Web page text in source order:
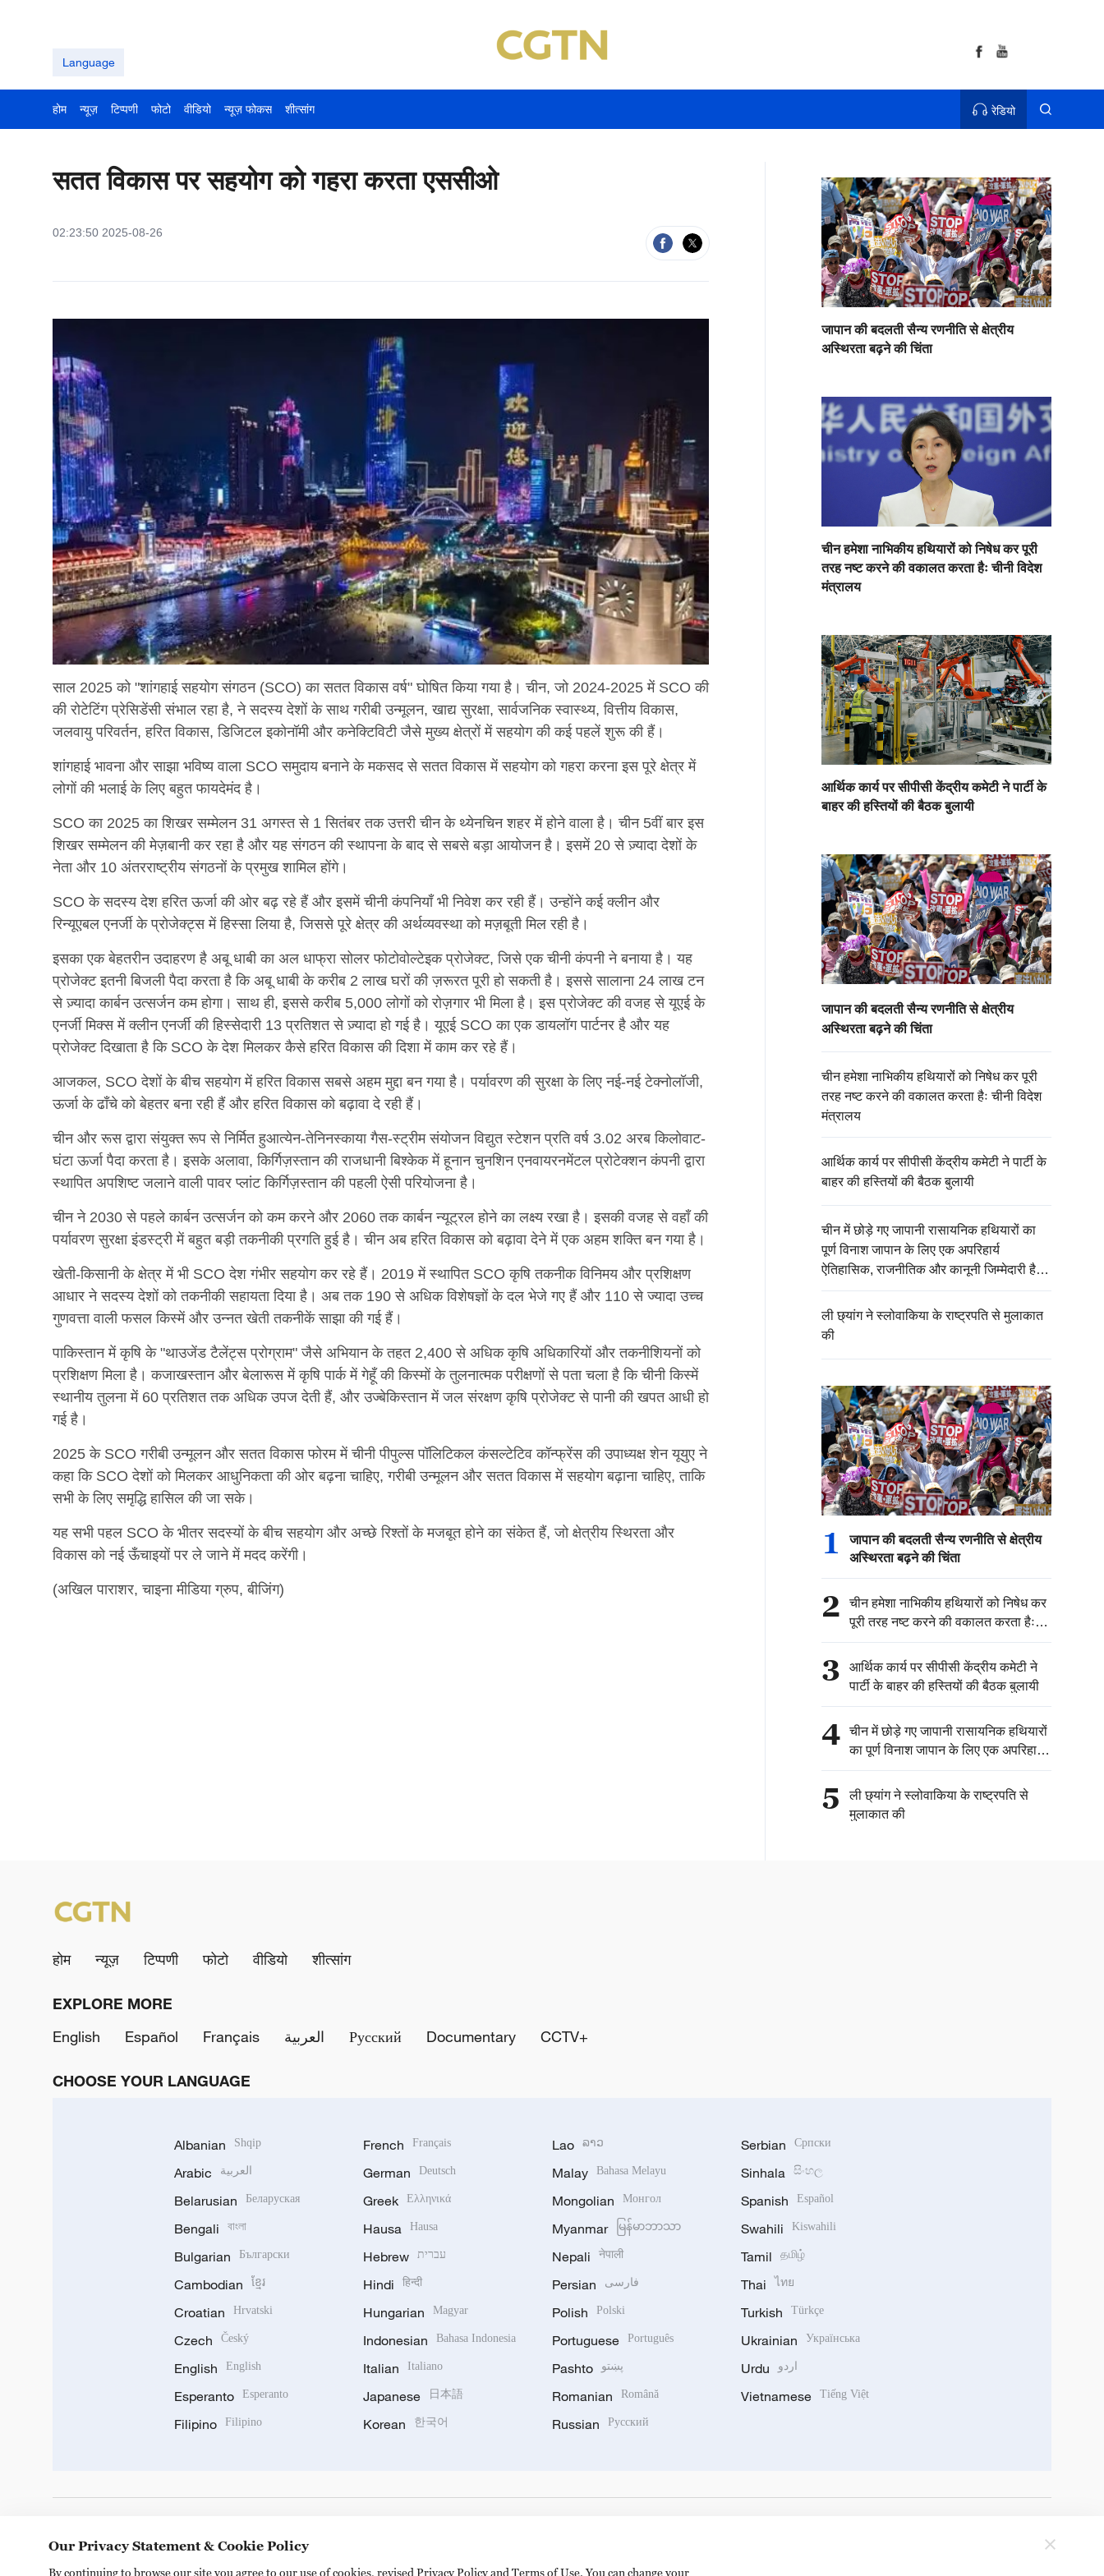
Language
होम न्यूज़ टिप्पणी फोटो वीडियो न्यूज़ फोकस शीत्सांग रेडियो
सतत विकास पर सहयोग को गहरा करता एससीओ
02:23:50 2025-08-26
साल 2025 को "शांगहाई सहयोग संगठन (SCO) का सतत विकास वर्ष" घोषित किया गया है। चीन, जो 2024-2025 में SCO की
की रोटेटिंग प्रेसिडेंसी संभाल रहा है, ने सदस्य देशों के साथ गरीबी उन्मूलन, खाद्य सुरक्षा, सार्वजनिक स्वास्थ्य, वित्तीय विकास,
जलवायु परिवर्तन, हरित विकास, डिजिटल इकोनॉमी और कनेक्टिविटी जैसे मुख्य क्षेत्रों में सहयोग की कई पहलें शुरू की हैं।
शांगहाई भावना और साझा भविष्य वाला SCO समुदाय बनाने के मकसद से सतत विकास में सहयोग को गहरा करना इस पूरे क्षेत्र में
लोगों की भलाई के लिए बहुत फायदेमंद है।
SCO का 2025 का शिखर सम्मेलन 31 अगस्त से 1 सितंबर तक उत्तरी चीन के थ्येनचिन शहर में होने वाला है। चीन 5वीं बार इस
शिखर सम्मेलन की मेज़बानी कर रहा है और यह संगठन की स्थापना के बाद से सबसे बड़ा आयोजन है। इसमें 20 से ज़्यादा देशों के
नेता और 10 अंतरराष्ट्रीय संगठनों के प्रमुख शामिल होंगे।
SCO के सदस्य देश हरित ऊर्जा की ओर बढ़ रहे हैं और इसमें चीनी कंपनियाँ भी निवेश कर रही हैं। उन्होंने कई क्लीन और
रिन्यूएबल एनर्जी के प्रोजेक्ट्स में हिस्सा लिया है, जिससे पूरे क्षेत्र की अर्थव्यवस्था को मज़बूती मिल रही है।
इसका एक बेहतरीन उदाहरण है अबू धाबी का अल धाफ्रा सोलर फोटोवोल्टेइक प्रोजेक्ट, जिसे एक चीनी कंपनी ने बनाया है। यह
प्रोजेक्ट इतनी बिजली पैदा करता है कि अबू धाबी के करीब 2 लाख घरों की ज़रूरत पूरी हो सकती है। इससे सालाना 24 लाख टन
से ज़्यादा कार्बन उत्सर्जन कम होगा। साथ ही, इससे करीब 5,000 लोगों को रोज़गार भी मिला है। इस प्रोजेक्ट की वजह से यूएई के
एनर्जी मिक्स में क्लीन एनर्जी की हिस्सेदारी 13 प्रतिशत से ज़्यादा हो गई है। यूएई SCO का एक डायलॉग पार्टनर है और यह
प्रोजेक्ट दिखाता है कि SCO के देश मिलकर कैसे हरित विकास की दिशा में काम कर रहे हैं।
आजकल, SCO देशों के बीच सहयोग में हरित विकास सबसे अहम मुद्दा बन गया है। पर्यावरण की सुरक्षा के लिए नई-नई टेक्नोलॉजी,
ऊर्जा के ढाँचे को बेहतर बना रही हैं और हरित विकास को बढ़ावा दे रही हैं।
चीन और रूस द्वारा संयुक्त रूप से निर्मित हुआत्येन-तेनिनस्काया गैस-स्ट्रीम संयोजन विद्युत स्टेशन प्रति वर्ष 3.02 अरब किलोवाट-
घंटा ऊर्जा पैदा करता है। इसके अलावा, किर्गिज़स्तान की राजधानी बिश्केक में हूनान चुनशिन एनवायरनमेंटल प्रोटेक्शन कंपनी द्वारा
स्थापित अपशिष्ट जलाने वाली पावर प्लांट किर्गिज़स्तान की पहली ऐसी परियोजना है।
चीन ने 2030 से पहले कार्बन उत्सर्जन को कम करने और 2060 तक कार्बन न्यूट्रल होने का लक्ष्य रखा है। इसकी वजह से वहाँ की
पर्यावरण सुरक्षा इंडस्ट्री में बहुत बड़ी तकनीकी प्रगति हुई है। चीन अब हरित विकास को बढ़ावा देने में एक अहम शक्ति बन गया है।
खेती-किसानी के क्षेत्र में भी SCO देश गंभीर सहयोग कर रहे हैं। 2019 में स्थापित SCO कृषि तकनीक विनिमय और प्रशिक्षण
आधार ने सदस्य देशों को तकनीकी सहायता दिया है। अब तक 190 से अधिक विशेषज्ञों के दल भेजे गए हैं और 110 से ज्यादा उच्च
गुणवत्ता वाली फसल किस्में और उन्नत खेती तकनीकें साझा की गई हैं।
पाकिस्तान में कृषि के "थाउजेंड टैलेंट्स प्रोग्राम" जैसे अभियान के तहत 2,400 से अधिक कृषि अधिकारियों और तकनीशियनों को
प्रशिक्षण मिला है। कजाखस्तान और बेलारूस में कृषि पार्क में गेहूँ की किस्मों के तुलनात्मक परीक्षणों से पता चला है कि चीनी किस्में
स्थानीय तुलना में 60 प्रतिशत तक अधिक उपज देती हैं, और उज्बेकिस्तान में जल संरक्षण कृषि प्रोजेक्ट से पानी की खपत आधी हो
गई है।
2025 के SCO गरीबी उन्मूलन और सतत विकास फोरम में चीनी पीपुल्स पॉलिटिकल कंसल्टेटिव कॉन्फ्रेंस की उपाध्यक्ष शेन यूयुए ने
कहा कि SCO देशों को मिलकर आधुनिकता की ओर बढ़ना चाहिए, गरीबी उन्मूलन और सतत विकास में सहयोग बढ़ाना चाहिए, ताकि
सभी के लिए समृद्धि हासिल की जा सके।
यह सभी पहल SCO के भीतर सदस्यों के बीच सहयोग और अच्छे रिश्तों के मजबूत होने का संकेत हैं, जो क्षेत्रीय स्थिरता और
विकास को नई ऊँचाइयों पर ले जाने में मदद करेंगी।
(अखिल पाराशर, चाइना मीडिया ग्रुप, बीजिंग)
जापान की बदलती सैन्य रणनीति से क्षेत्रीय
अस्थिरता बढ़ने की चिंता
चीन हमेशा नाभिकीय हथियारों को निषेध कर पूरी
तरह नष्ट करने की वकालत करता हैः चीनी विदेश
मंत्रालय
आर्थिक कार्य पर सीपीसी केंद्रीय कमेटी ने पार्टी के
बाहर की हस्तियों की बैठक बुलायी
जापान की बदलती सैन्य रणनीति से क्षेत्रीय
अस्थिरता बढ़ने की चिंता
चीन हमेशा नाभिकीय हथियारों को निषेध कर पूरी
तरह नष्ट करने की वकालत करता हैः चीनी विदेश
मंत्रालय
आर्थिक कार्य पर सीपीसी केंद्रीय कमेटी ने पार्टी के
बाहर की हस्तियों की बैठक बुलायी
चीन में छोड़े गए जापानी रासायनिक हथियारों का
पूर्ण विनाश जापान के लिए एक अपरिहार्य
ऐतिहासिक, राजनीतिक और कानूनी जिम्मेदारी है：
चीनी विदेश मंत्रालय
ली छ्यांग ने स्लोवाकिया के राष्ट्रपति से मुलाकात
की
1
जापान की बदलती सैन्य रणनीति से क्षेत्रीय
अस्थिरता बढ़ने की चिंता
2
चीन हमेशा नाभिकीय हथियारों को निषेध कर
पूरी तरह नष्ट करने की वकालत करता हैः
चीनी विदेश मंत्रालय
3
आर्थिक कार्य पर सीपीसी केंद्रीय कमेटी ने
पार्टी के बाहर की हस्तियों की बैठक बुलायी
4
चीन में छोड़े गए जापानी रासायनिक हथियारों
का पूर्ण विनाश जापान के लिए एक अपरिहार्य
ऐतिहासिक, राजनीतिक और कानूनी
जिम्मेदारी है：चीनी विदेश मंत्रालय
5
ली छ्यांग ने स्लोवाकिया के राष्ट्रपति से
मुलाकात की
होम न्यूज़ टिप्पणी फोटो वीडियो शीत्सांग
EXPLORE MORE
English
Español Français العربية Русский Documentary CCTV+
CHOOSE YOUR LANGUAGE
Albanian Shqip
Arabic العربية
Belarusian Беларуская
Bengali বাংলা
Bulgarian Български
Cambodian ខ្មែរ
Croatian Hrvatski
Czech Český
English English
Esperanto Esperanto
Filipino Filipino
French Français
German Deutsch
Greek Ελληνικά
Hausa Hausa
Hebrew עברית
Hindi हिन्दी
Hungarian Magyar
Indonesian Bahasa Indonesia
Italian Italiano
Japanese 日本語
Korean 한국어
Lao ລາວ
Malay Bahasa Melayu
Mongolian Монгол
Myanmar မြန်မာဘာသာ
Nepali नेपाली
Persian فارسی
Polish Polski
Portuguese Português
Pashto پښتو
Romanian Română
Russian Русский
Serbian Српски
Sinhala සිංහල
Spanish Español
Swahili Kiswahili
Tamil தமிழ்
Thai ไทย
Turkish Türkçe
Ukrainian Українська
Urdu اردو
Vietnamese Tiếng Việt
Our Privacy Statement & Cookie Policy
By continuing to browse our site you agree to our use of cookies, revised Privacy Policy and Terms of Use. You can change your